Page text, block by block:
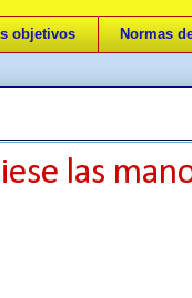
objetivos Normas
las